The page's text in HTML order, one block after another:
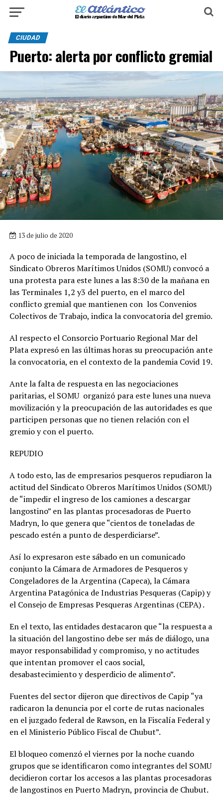
CIUDAD
Puerto: alerta por conflicto gremial
13 de julio de 2020
A poco de iniciada la temporada de langostino, el
Sindicato Obreros Marítimos Unidos (SOMU) convocó a
una protesta para este lunes a las 8:30 de la mañana en
las Terminales 1,2 y3 del puerto, en el marco del
conflicto gremial que mantienen con los Convenios
Colectivos de Trabajo, indica la convocatoria del gremio.
Al respecto el Consorcio Portuario Regional Mar del
Plata expresó en las últimas horas su preocupación ante
la convocatoria, en el contexto de la pandemia Covid 19.
Ante la falta de respuesta en las negociaciones
paritarias, el SOMU organizó para este lunes una nueva
movilización y la preocupación de las autoridades es que
participen personas que no tienen relación con el
gremio y con el puerto.
REPUDIO
A todo esto, las de empresarios pesqueros repudiaron la
actitud del Sindicato Obreros Marítimos Unidos (SOMU)
de “impedir el ingreso de los camiones a descargar
langostino” en las plantas procesadoras de Puerto
Madryn, lo que genera que “cientos de toneladas de
pescado estén a punto de desperdiciarse”.
Así lo expresaron este sábado en un comunicado
conjunto la Cámara de Armadores de Pesqueros y
Congeladores de la Argentina (Capeca), la Cámara
Argentina Patagónica de Industrias Pesqueras (Capip) y
el Consejo de Empresas Pesqueras Argentinas (CEPA) .
En el texto, las entidades destacaron que “la respuesta a
la situación del langostino debe ser más de diálogo, una
mayor responsabilidad y compromiso, y no actitudes
que intentan promover el caos social,
desabastecimiento y desperdicio de alimento”.
Fuentes del sector dijeron que directivos de Capip “ya
radicaron la denuncia por el corte de rutas nacionales
en el juzgado federal de Rawson, en la Fiscalía Federal y
en el Ministerio Público Fiscal de Chubut”.
El bloqueo comenzó el viernes por la noche cuando
grupos que se identificaron como integrantes del SOMU
decidieron cortar los accesos a las plantas procesadoras
de langostinos en Puerto Madryn, provincia de Chubut.